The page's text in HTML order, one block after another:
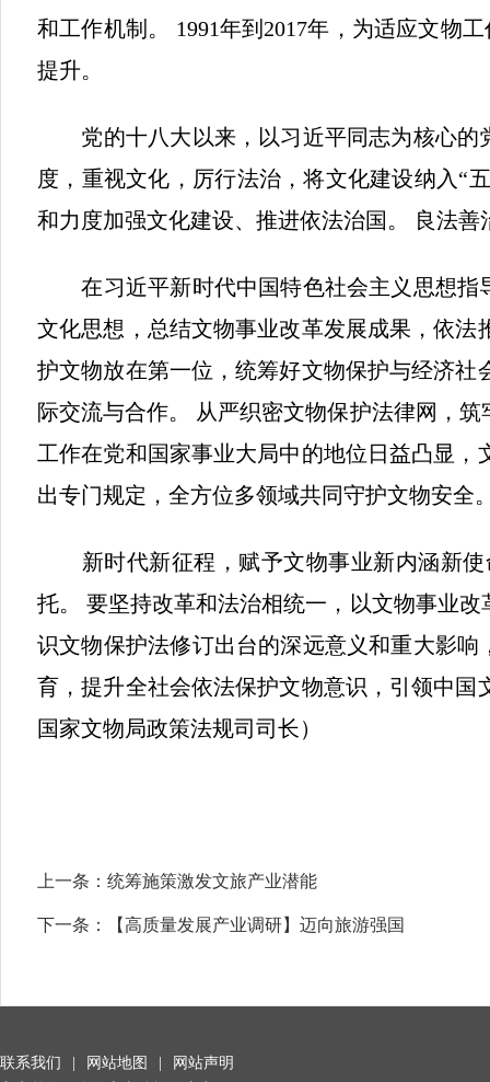
和工作机制。 1991年到2017年，为适应文物
提升。
党的十八大以来，以习近平同志为核心的
度，重视文化，厉行法治，将文化建设纳入“
和力度加强文化建设、推进依法治国。 良法
在习近平新时代中国特色社会主义思想指
文化思想，总结文物事业改革发展成果，依
护文物放在第一位，统筹好文物保护与经济
际交流与合作。 从严织密文物保护法律网，
工作在党和国家事业大局中的地位日益凸显
出专门规定，全方位多领域共同守护文物安全
新时代新征程，赋予文物事业新内涵新使
托。 要坚持改革和法治相统一，以文物事业
识文物保护法修订出台的深远意义和重大影
育，提升全社会依法保护文物意识，引领中
国家文物局政策法规司司长）
上一条： 统筹施策激发文旅产业潜能
下一条： 【高质量发展产业调研】迈向旅游强国
联系我们 网站地图
网站声明